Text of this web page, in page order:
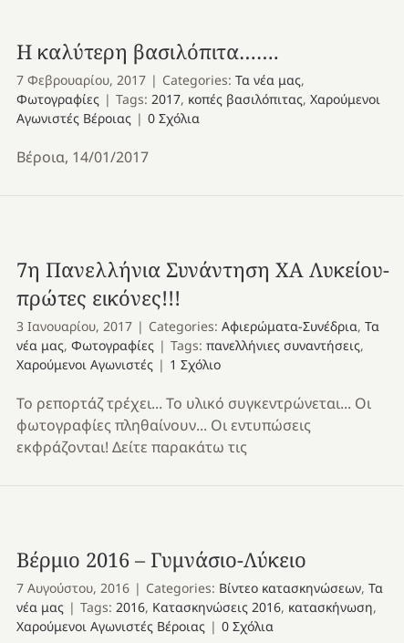
Η καλύτερη βασιλόπιτα…….
7 Φεβρουαρίου, 2017 | Categories: Τα νέα μας,
Φωτογραφίες | Tags: 2017, κοπές βασιλόπιτας, Χαρούμενοι
Αγωνιστές Βέροιας | 0 Σχόλια
Βέροια, 14/01/2017
7η Πανελλήνια Συνάντηση ΧΑ Λυκείου-
πρώτες εικόνες!!!
3 Ιανουαρίου, 2017 | Categories: Αφιερώματα-Συνέδρια, Τα
νέα μας, Φωτογραφίες | Tags: πανελλήνιες συναντήσεις,
Χαρούμενοι Αγωνιστές | 1 Σχόλιο
Το ρεπορτάζ τρέχει... Το υλικό συγκεντρώνεται... Οι
φωτογραφίες πληθαίνουν... Οι εντυπώσεις
εκφράζονται! Δείτε παρακάτω τις
Βέρμιο 2016 – Γυμνάσιο-Λύκειο
7 Αυγούστου, 2016 | Categories: Βίντεο κατασκηνώσεων, Τα
νέα μας | Tags: 2016, Κατασκηνώσεις 2016, κατασκήνωση,
Χαρούμενοι Αγωνιστές Βέροιας | 0 Σχόλια